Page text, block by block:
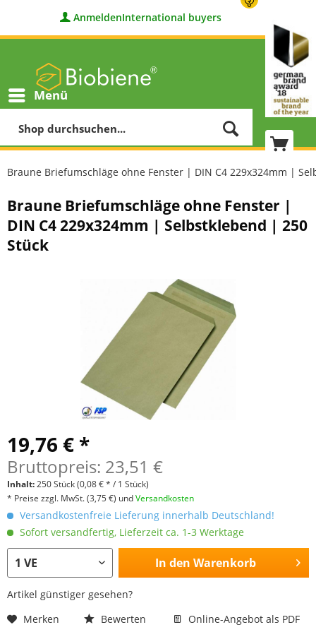
AnmeldenInternational buyers
Menü
Braune Briefumschläge ohne Fenster | DIN C4 229x324mm |
Braune Briefumschläge ohne Fenster |
DIN C4 229x324mm | Selbstklebend | 250
Stück
19,76 € *
Bruttopreis: 23,51 €
Inhalt:250 Stück(0,08 € * / 1 Stück)
* Preise zzgl. MwSt.(3,75 €) undVersandkosten
Versandkostenfreie Lieferung innerhalb Deutschland!
Sofort versandfertig, Lieferzeit ca. 1-3 Werktage
In den Warenkorb
Artikel günstiger gesehen?
Merken
Bewerten Online-Angebot als PDF